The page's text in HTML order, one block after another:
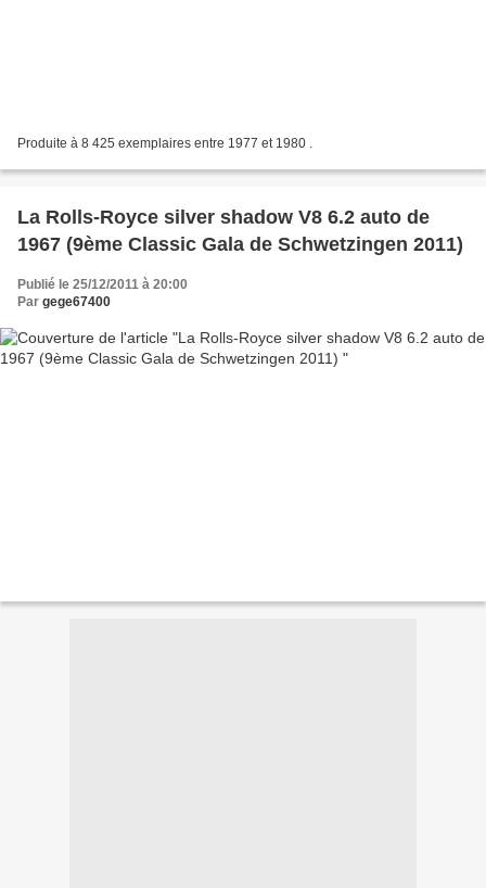
Produite à 8 425 exemplaires entre 1977 et 1980 .
La Rolls-Royce silver shadow V8 6.2 auto de
1967 (9ème Classic Gala de Schwetzingen 2011)
Publié le 25/12/2011 à 20:00
Par gege67400